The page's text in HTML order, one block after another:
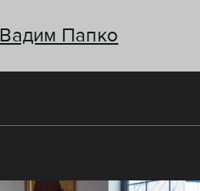
Вадим Папко